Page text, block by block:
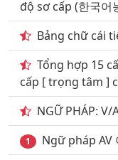
26. Giao thông
27. Giao thông
28. Giao thông
29. Giao thông
30. Chủ đề khách
31. Ký hiệu biển
độ sơ cấp (한국어
Bảng chữ cái
Tổng hợp 15
cấp [ trọng tâm ]
NGỮ PHÁP: V/
1 Ngữ pháp AV